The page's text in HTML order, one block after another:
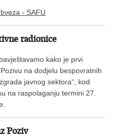
- SAFU
radionice
kako je prvi
na dodjelu bespovratnih
javnog sektora“, kod
na raspolaganju termini 27.
Poziv